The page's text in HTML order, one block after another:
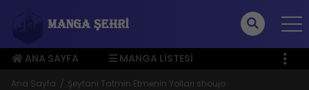
ANA SAYFA
MANGA LISTESI
ÜYE MENÜSÜ
Ana Sayfa Şeytanı Tatmin Etmenin Yolları shoujo